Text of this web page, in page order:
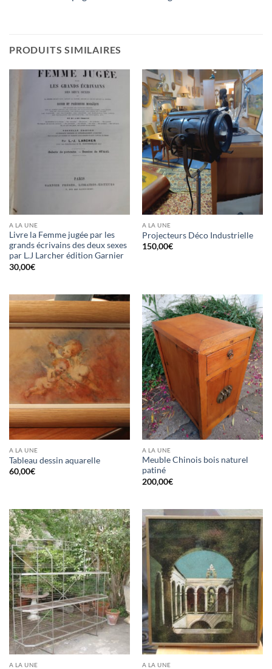
PRODUITS SIMILAIRES
A LA UNE
Livre la Femme jugée par les
grands écrivains des deux sexes
par L.J Larcher édition Garnier
30,00€
A LA UNE
Projecteurs Déco Industrielle
150,00€
A LA UNE
Tableau dessin aquarelle
60,00€
A LA UNE
Meuble Chinois bois naturel
patiné
200,00€
A LA UNE A LA UNE